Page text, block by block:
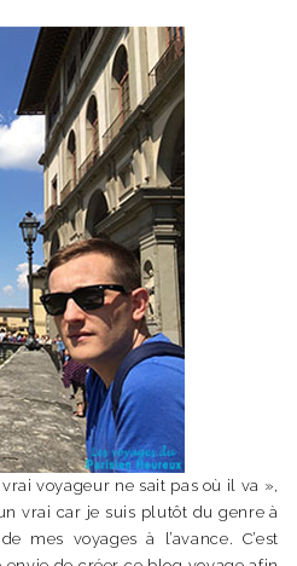
voyageur ne sait pas où il va »,
vrai car je suis plutôt du genre à
mes voyages à l’avance. C’est